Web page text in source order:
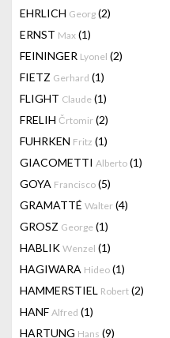
EHRLICH Georg (2)
ERNST Max (1)
FEININGER Lyonel (2)
FIETZ Gerhard (1)
FLIGHT Claude (1)
FRELIH Črtomir (2)
FUHRKEN Fritz (1)
GIACOMETTI Alberto (1)
GOYA Francisco (5)
GRAMATTÉ Walter (4)
GROSZ George (1)
HABLIK Wenzel (1)
HAGIWARA Hideo (1)
HAMMERSTIEL Robert (2)
HANF Alfred (1)
HARTUNG Hans (9)